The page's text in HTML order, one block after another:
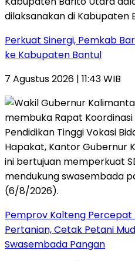
Perkuat Sinergi, Pemkab
ke Kabupaten Bantul
7 Agustus 2026 | 11:43 WIB
Pemprov Kalteng Percepat
Pertanian, Cetak Petani
Swasembada Pangan